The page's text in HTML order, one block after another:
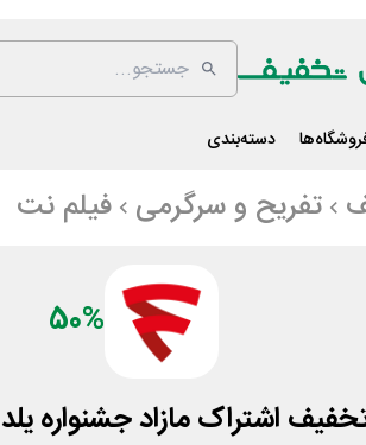
دسته‌بندی
تفریح و سرگرمی فیلم نت
50%
اشتراک مازاد جشنواره